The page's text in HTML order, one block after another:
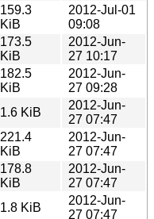
159.3
KiB
2012-Jul-01
09:08
173.5
KiB
2012-Jun-
27 10:17
182.5
KiB
2012-Jun-
27 09:28
1.6 KiB
2012-Jun-
27 07:47
221.4
KiB
2012-Jun-
27 07:47
178.8
KiB
2012-Jun-
27 07:47
1.8 KiB
2012-Jun-
27 07:47